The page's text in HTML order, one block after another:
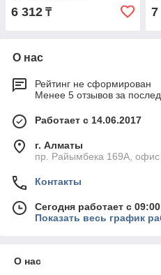
6 312 ₸ 7
О нас
Рейтинг не сформирован
Менее 5 отзывов за
Работает с 14.06.2017
г. Алматы
пр. Райымбека 169А, офис
Контакты
Сегодня работает с
Показать весь график
О нас